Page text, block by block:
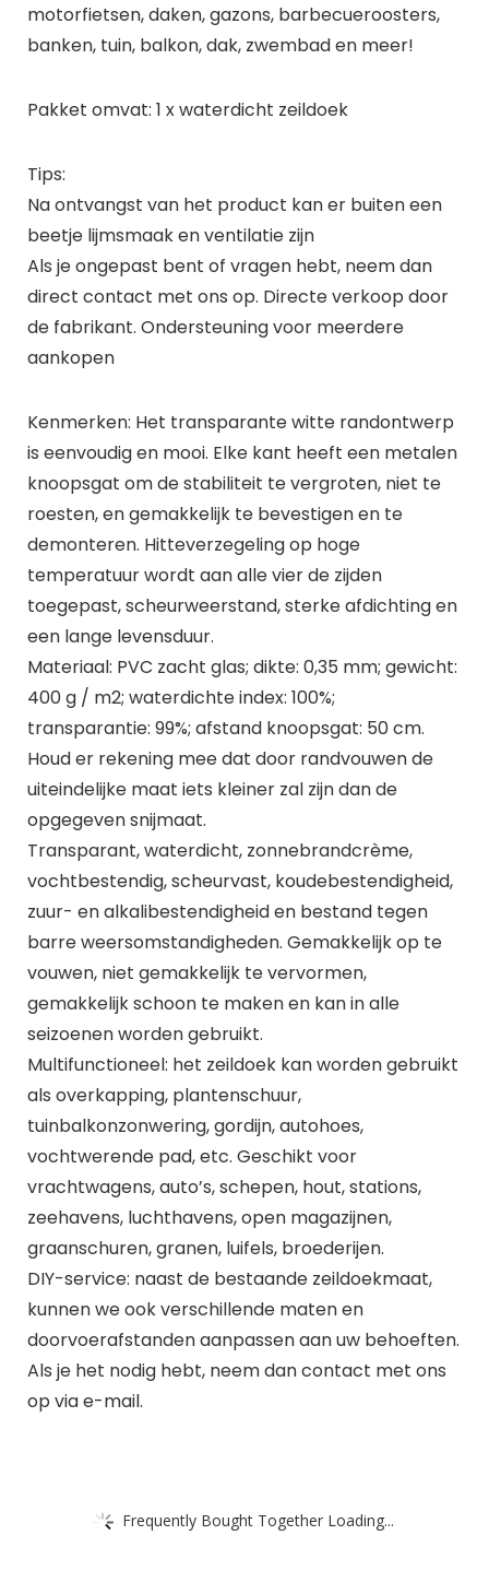
motorfietsen, daken, gazons, barbecueroosters,
banken, tuin, balkon, dak, zwembad en meer!
Pakket omvat: 1 x waterdicht zeildoek
Tips:
Na ontvangst van het product kan er buiten een
beetje lijmsmaak en ventilatie zijn
Als je ongepast bent of vragen hebt, neem dan
direct contact met ons op. Directe verkoop door
de fabrikant. Ondersteuning voor meerdere
aankopen
Kenmerken: Het transparante witte randontwerp
is eenvoudig en mooi. Elke kant heeft een metalen
knoopsgat om de stabiliteit te vergroten, niet te
roesten, en gemakkelijk te bevestigen en te
demonteren. Hitteverzegeling op hoge
temperatuur wordt aan alle vier de zijden
toegepast, scheurweerstand, sterke afdichting en
een lange levensduur.
Materiaal: PVC zacht glas; dikte: 0,35 mm; gewicht:
400 g / m2; waterdichte index: 100%;
transparantie: 99%; afstand knoopsgat: 50 cm.
Houd er rekening mee dat door randvouwen de
uiteindelijke maat iets kleiner zal zijn dan de
opgegeven snijmaat.
Transparant, waterdicht, zonnebrandcrème,
vochtbestendig, scheurvast, koudebestendigheid,
zuur- en alkalibestendigheid en bestand tegen
barre weersomstandigheden. Gemakkelijk op te
vouwen, niet gemakkelijk te vervormen,
gemakkelijk schoon te maken en kan in alle
seizoenen worden gebruikt.
Multifunctioneel: het zeildoek kan worden gebruikt
als overkapping, plantenschuur,
tuinbalkonzonwering, gordijn, autohoes,
vochtwerende pad, etc. Geschikt voor
vrachtwagens, auto’s, schepen, hout, stations,
zeehavens, luchthavens, open magazijnen,
graanschuren, granen, luifels, broederijen.
DIY-service: naast de bestaande zeildoekmaat,
kunnen we ook verschillende maten en
doorvoerafstanden aanpassen aan uw behoeften.
Als je het nodig hebt, neem dan contact met ons
op via e-mail.
Frequently Bought Together Loading...